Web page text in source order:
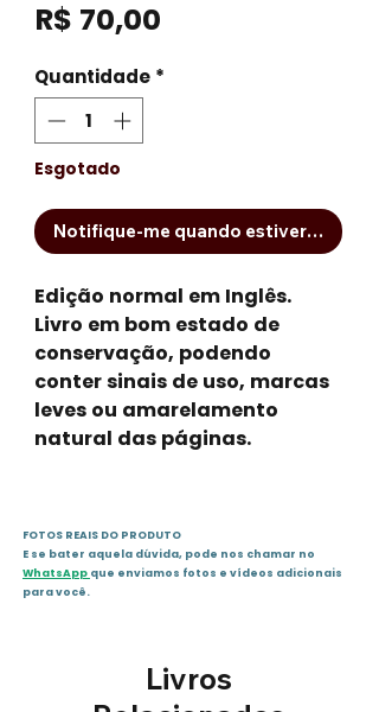
R$ 70,00
Quantidade *
Esgotado
Notifique-me quando estiver
Edição normal em Inglês.
Livro em bom estado de
conservação, podendo
conter sinais de uso, marcas
leves ou amarelamento
natural das páginas.
FOTOS REAIS DO PRODUTO
E se bater aquela dúvida, pode nos chamar no
WhatsApp que enviamos fotos e vídeos adicionais
para você.
Livros